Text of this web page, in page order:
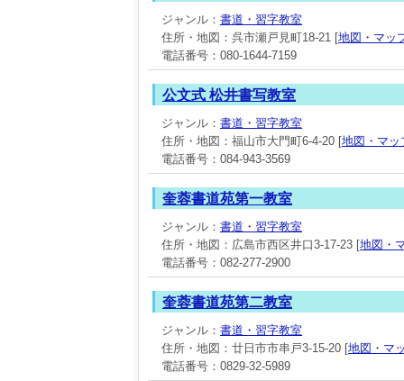
ジャンル： 書道・習字教室
住所・地図：呉市瀬戸見町18-21 [地図・マッ
電話番号：080-1644-7159
公文式 松井書写教室
ジャンル： 書道・習字教室
住所・地図：福山市大門町6-4-20 [地図・マッ
電話番号：084-943-3569
奎蓉書道苑第一教室
ジャンル： 書道・習字教室
住所・地図：広島市西区井口3-17-23 [地図・
電話番号：082-277-2900
奎蓉書道苑第二教室
ジャンル： 書道・習字教室
住所・地図：廿日市市串戸3-15-20 [地図・マ
電話番号：0829-32-5989